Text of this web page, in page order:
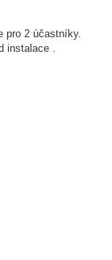
pro 2 účastníky.
instalace .